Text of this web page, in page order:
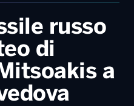
russo
di
a